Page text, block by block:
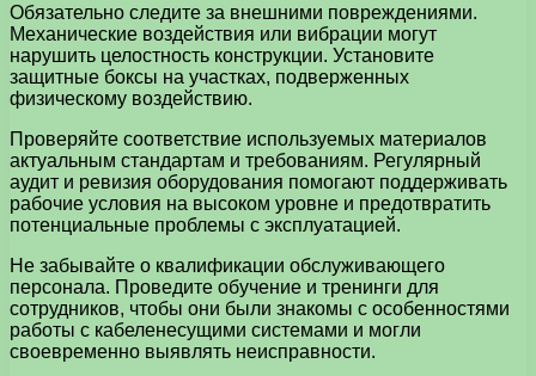
Обязательно следите за внешними повреждениями.
Механические воздействия или вибрации могут
нарушить целостность конструкции. Установите
защитные боксы на участках, подверженных
физическому воздействию.
Проверяйте соответствие используемых материалов
актуальным стандартам и требованиям. Регулярный
аудит и ревизия оборудования помогают поддерживать
рабочие условия на высоком уровне и предотвратить
потенциальные проблемы с эксплуатацией.
Не забывайте о квалификации обслуживающего
персонала. Проведите обучение и тренинги для
сотрудников, чтобы они были знакомы с особенностями
работы с кабеленесущими системами и могли
своевременно выявлять неисправности.